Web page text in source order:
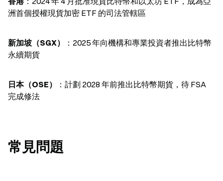
洲首個授權現貨加密 ETF 的司法管轄區
新加坡（SGX）
：2025 年向機構和專業投資者推出比特幣
永續期貨
日本（OSE）
：計劃 2028 年前推出比特幣期貨，待 FSA
完成修法
常見問題